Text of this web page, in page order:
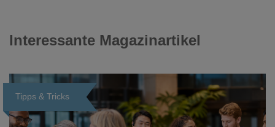
Interessante Magazinartikel
Tipps & Tricks